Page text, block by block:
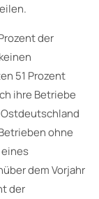
der
51 Prozent
ihre Betriebe
ohne
dem Vorjahr
der